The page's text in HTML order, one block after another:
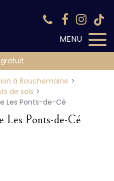
à Bouchemaine
de sols
Les Ponts-de-Cé
Les Ponts-de-Cé